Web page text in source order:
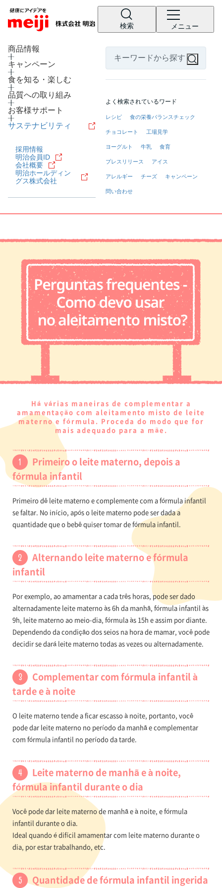
検索 メニュー
商品情報
キャンペーン
食を知る・楽しむ
品質への取り組み
お客様サポート
サステナビリティ
採用情報
明治会員ID
会社概要
明治ホールディン
グス株式会社
よく検索されているワード
レシピ 食の栄養バランスチェック
チョコレート 工場見学
ヨーグルト 牛乳 食育
プレスリリース アイス
アレルギー チーズ キャンペーン
問い合わせ
Há várias maneiras de complementar a
amamentação com aleitamento misto de leite
materno e fórmula. Proceda do modo que for
mais adequado para a mãe.
Primeiro o leite materno, depois a
fórmula infantil
Primeiro dê leite materno e complemente com a fórmula infantil
se faltar. No início, após o leite materno pode ser dada a
quantidade que o bebê quiser tomar de fórmula infantil.
Alternando leite materno e fórmula
infantil
Por exemplo, ao amamentar a cada três horas, pode ser dado
alternadamente leite materno às 6h da manhã, fórmula infantil às
9h, leite materno ao meio-dia, fórmula às 15h e assim por diante.
Dependendo da condição dos seios na hora de mamar, você pode
decidir se dará leite materno todas as vezes ou alternadamente.
Complementar com fórmula infantil à
tarde e à noite
O leite materno tende a ficar escasso à noite, portanto, você
pode dar leite materno no período da manhã e complementar
com fórmula infantil no período da tarde.
Leite materno de manhã e à noite,
fórmula infantil durante o dia
Você pode dar leite materno de manhã e à noite, e fórmula
infantil durante o dia.
Ideal quando é difícil amamentar com leite materno durante o
dia, por estar trabalhando, etc.
Quantidade de fórmula infantil ingerida
LANGUAGE